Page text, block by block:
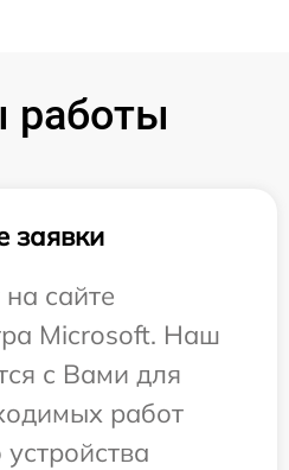
работы
заявки
сайте
Microsoft. Наш
с Вами для
работ